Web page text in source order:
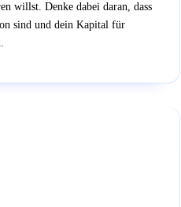
willst. Denke dabei daran, dass
sind und dein Kapital für